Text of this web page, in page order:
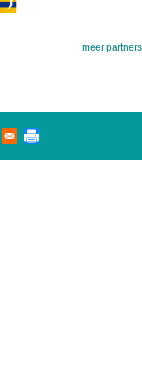
meer partners